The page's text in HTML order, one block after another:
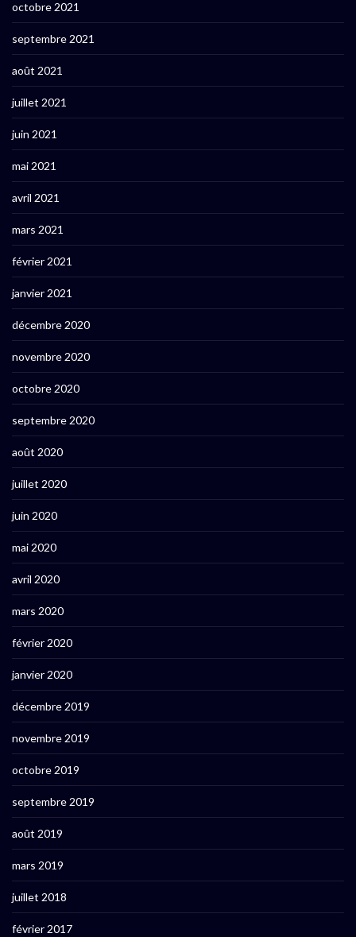
octobre 2021
septembre 2021
août 2021
juillet 2021
juin 2021
mai 2021
avril 2021
mars 2021
février 2021
janvier 2021
décembre 2020
novembre 2020
octobre 2020
septembre 2020
août 2020
juillet 2020
juin 2020
mai 2020
avril 2020
mars 2020
février 2020
janvier 2020
décembre 2019
novembre 2019
octobre 2019
septembre 2019
août 2019
mars 2019
juillet 2018
février 2017